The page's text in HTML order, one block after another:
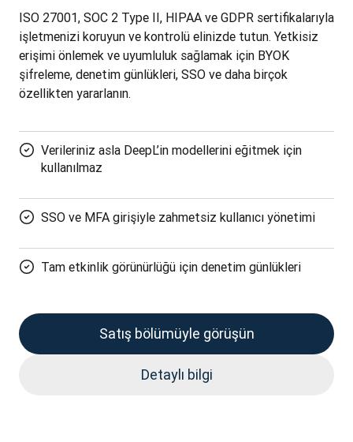
ISO 27001, SOC 2 Type II, HIPAA ve GDPR sertifikalarıyla
işletmenizi koruyun ve kontrolü elinizde tutun. Yetkisiz
erişimi önlemek ve uyumluluk sağlamak için BYOK
şifreleme, denetim günlükleri, SSO ve daha birçok
özellikten yararlanın.
Verileriniz asla DeepL’in modellerini eğitmek için
kullanılmaz
SSO ve MFA girişiyle zahmetsiz kullanıcı yönetimi
Tam etkinlik görünürlüğü için denetim günlükleri
Satış bölümüyle görüşün
Detaylı bilgi